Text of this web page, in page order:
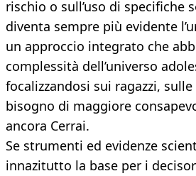
rischio o sull’uso di specifiche
diventa sempre più evidente
un approccio integrato che
complessità dell’universo
focalizzandosi sui ragazzi,
bisogno di maggiore
ancora Cerrai.
Se strumenti ed evidenze
innazitutto la base per i